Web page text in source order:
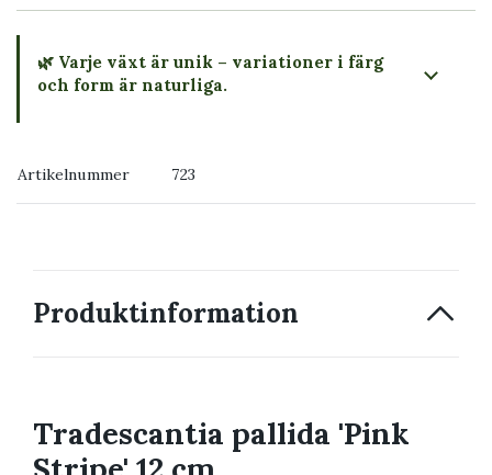
🌿 Varje växt är unik – variationer i färg
och form är naturliga.
Artikelnummer 723
Produktinformation
Tradescantia pallida 'Pink